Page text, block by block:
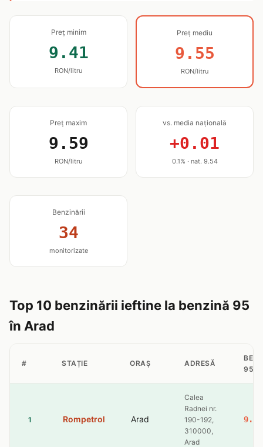
Preț minim
9.41
RON/litru
Preț mediu
9.55
RON/litru
Preț maxim
9.59
RON/litru
vs. media națională
+0.01
0.1% · nat. 9.54
Benzinării
34
monitorizate
Top 10 benzinării ieftine la benzină 95
în Arad
# STAȚIE ORAȘ ADRESĂ
95
1 Rompetrol Arad
Calea
Radnei nr.
190-192,
310000,
Arad
9.41